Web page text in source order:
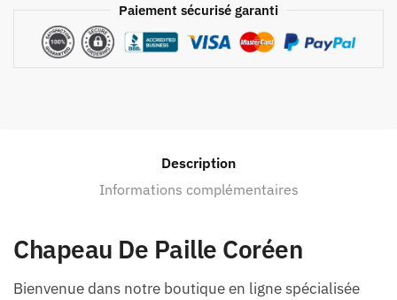
Paiement sécurisé garanti
Description
Informations complémentaires
Chapeau De Paille Coréen
Bienvenue dans notre boutique en ligne spécialisée